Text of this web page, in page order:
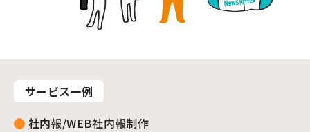
サービス一例
社内報/WEB社内報制作